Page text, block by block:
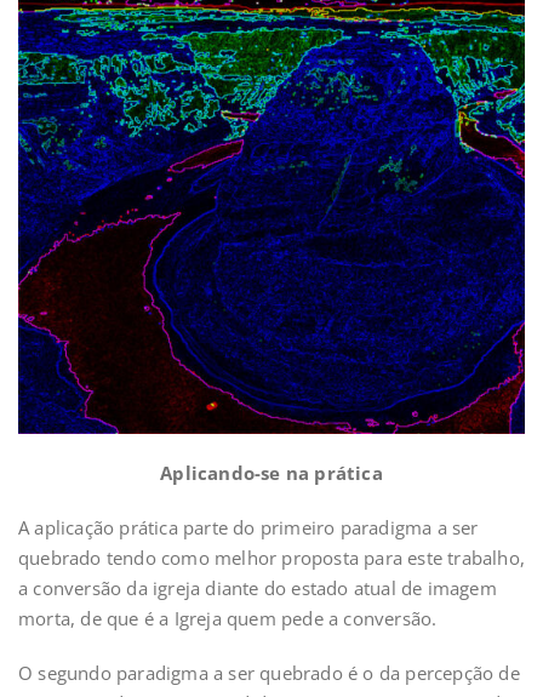
Aplicando-se na prática
A aplicação prática parte do primeiro paradigma a ser
quebrado tendo como melhor proposta para este trabalho,
a conversão da igreja diante do estado atual de imagem
morta, de que é a Igreja quem pede a conversão.
O segundo paradigma a ser quebrado é o da percepção de